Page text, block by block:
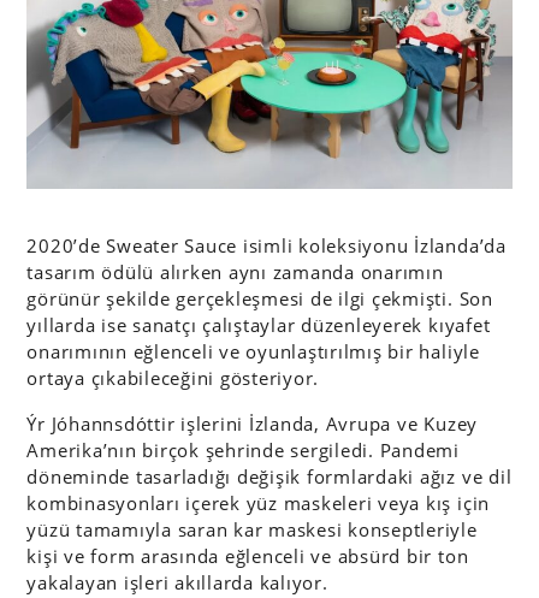
2020’de Sweater Sauce isimli koleksiyonu İzlanda’da
tasarım ödülü alırken aynı zamanda onarımın
görünür şekilde gerçekleşmesi de ilgi çekmişti. Son
yıllarda ise sanatçı çalıştaylar düzenleyerek kıyafet
onarımının eğlenceli ve oyunlaştırılmış bir haliyle
ortaya çıkabileceğini gösteriyor.
Ýr Jóhannsdóttir işlerini İzlanda, Avrupa ve Kuzey
Amerika’nın birçok şehrinde sergiledi. Pandemi
döneminde tasarladığı değişik formlardaki ağız ve dil
kombinasyonları içerek yüz maskeleri veya kış için
yüzü tamamıyla saran kar maskesi konseptleriyle
kişi ve form arasında eğlenceli ve absürd bir ton
yakalayan işleri akıllarda kalıyor.